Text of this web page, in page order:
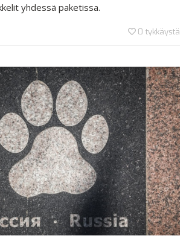
yhdessä paketissa.
0 tykkäystä